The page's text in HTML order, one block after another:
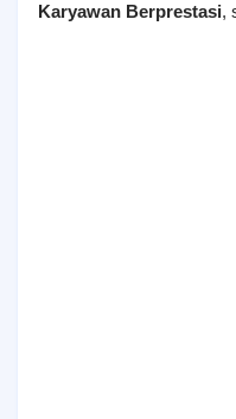
Karyawan Berprestasi,